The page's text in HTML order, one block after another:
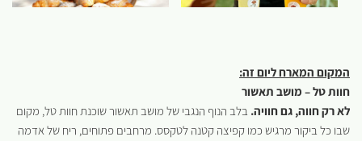
המקום המארח ליום זה:
חוות טל – מושב תאשור
לא רק חווה, גם חוויה. בלב הנוף הנגבי של מושב תאשור שוכנת חוות טל, מקום
שבו כל ביקור מרגיש כמו קפיצה קטנה לטקסס. מרחבים פתוחים, ריח של אדמה